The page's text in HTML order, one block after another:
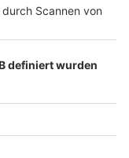
Impressum